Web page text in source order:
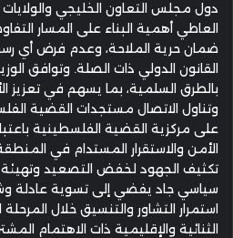
دول مجلس التعاون الخليجي والولايات
العاطي أهمية البناء على المسار
ضمان حرية الملاحة، وعدم فرض أي
القانون الدولي ذات الصلة. وتوافق
بالطرق السلمية، بما يسهم في تعزيز
وتناول الاتصال مستجدات القضية
على مركزية القضية الفلسطينية
الأمن والاستقرار المستدام في
تكثيف الجهود لخفض التصعيد وتهيئة
سياسي جاد يفضي إلى تسوية عادلة
استمرار التشاور والتنسيق خلال
الثنائية والإقليمية ذات الاهتمام